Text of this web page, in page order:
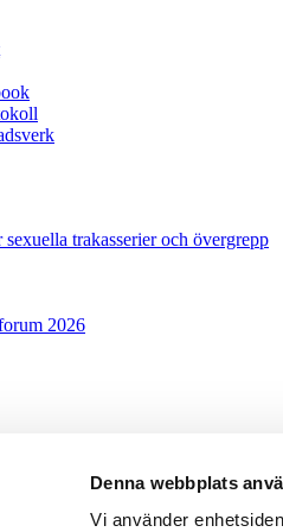
Denna webbplats
Vi använder
trakasserier och övergrepp
2026